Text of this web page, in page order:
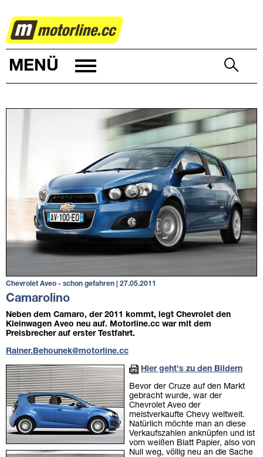
AUTOWELT
MENÜ
Chevrolet Aveo - schon gefahren | 27.05.2011
Camarolino
Neben dem Camaro, der 2011 kommt, legt Chevrolet den
Kleinwagen Aveo neu auf. Motorline.cc war mit dem
Preisbrecher auf erster Testfahrt.
Rainer.Behounek@motorline.cc
Hier geht's zu den Bildern
Bevor der Cruze auf den Markt
gebracht wurde, war der
Chevrolet Aveo der
meistverkaufte Chevy weltweit.
Natürlich möchte man an diese
Verkaufszahlen anknüpfen und ist
vom weißen Blatt Papier, also von
Null weg, völlig neu an die Sache